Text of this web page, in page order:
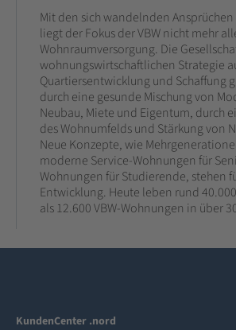
Mit den sich wandelnden Ansprüchen
liegt der Fokus der VBW nicht mehr
Wohnraumversorgung. Die
wohnungswirtschaftlichen Strategie
Quartiersentwicklung und Schaffung
durch eine gesunde Mischung von
Neubau, Miete und Eigentum, durch
des Wohnumfelds und Stärkung von
Neue Konzepte, wie
moderne Service-Wohnungen für
Wohnungen für Studierende, stehen
Entwicklung. Heute leben rund
als 12.600 VBW-Wohnungen in über
KundenCenter .nord